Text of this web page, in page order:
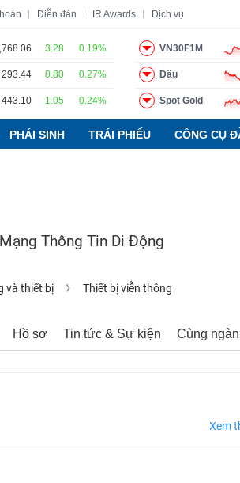
Diễn đàn IR Awards Dịch vụ
3.28 0.19%
293.44 0.80 0.27%
443.10 1.05 0.24%
VN30F1M
Dầu
Spot Gold
PHÁI SINH TRÁI PHIẾU CÔNG CỤ
Thông Tin Di Động
và thiết bị Thiết bị viễn thông
Hồ sơ Tin tức & Sự kiện Cùng
Xem
Báo cáo phân tích Thuật